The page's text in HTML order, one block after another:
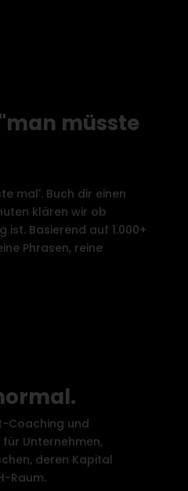
müsste
mal'. Buch dir einen
klären wir ob
ist. Basierend auf 1.000+
Phrasen, reine
Coaching und
Unternehmen,
deren Kapital
Raum.